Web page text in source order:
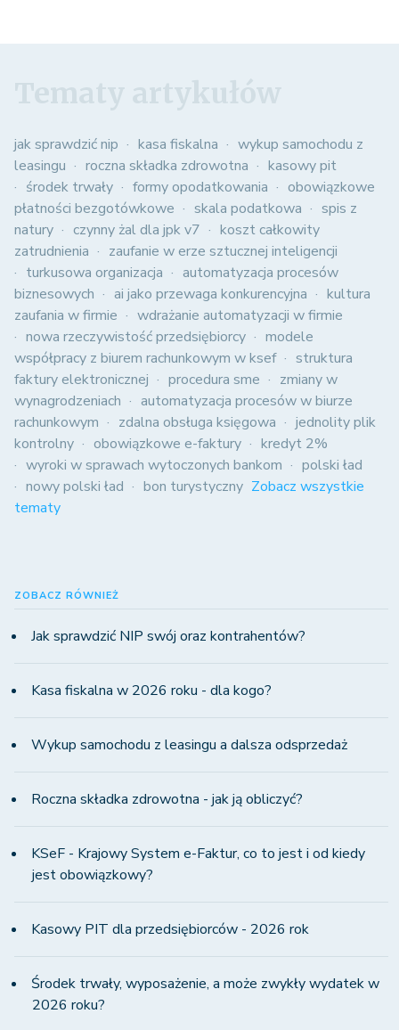
jak sprawdzić nip kasa fiskalna
wykup samochodu z
leasingu
roczna składka zdrowotna
kasowy pit
środek trwały
formy opodatkowania
obowiązkowe
płatności bezgotówkowe
skala podatkowa
spis z
natury
czynny żal dla jpk v7
koszt całkowity
zatrudnienia
zaufanie w erze sztucznej inteligencji
turkusowa organizacja
automatyzacja procesów
biznesowych
ai jako przewaga konkurencyjna
kultura
zaufania w firmie
wdrażanie automatyzacji w firmie
nowa rzeczywistość przedsiębiorcy
modele
współpracy z biurem rachunkowym w ksef
struktura
faktury elektronicznej
procedura sme
zmiany w
wynagrodzeniach
automatyzacja procesów w biurze
rachunkowym
zdalna obsługa księgowa
jednolity plik
kontrolny
obowiązkowe e-faktury
kredyt 2%
wyroki w sprawach wytoczonych bankom
polski ład
nowy polski ład
bon turystyczny Zobacz wszystkie
tematy
ZOBACZ RÓWNIEŻ
Jak sprawdzić NIP swój oraz kontrahentów?
Kasa fiskalna w 2026 roku - dla kogo?
Wykup samochodu z leasingu a dalsza odsprzedaż
Roczna składka zdrowotna - jak ją obliczyć?
KSeF - Krajowy System e-Faktur, co to jest i od kiedy
jest obowiązkowy?
Kasowy PIT dla przedsiębiorców - 2026 rok
Środek trwały, wyposażenie, a może zwykły wydatek w
2026 roku?